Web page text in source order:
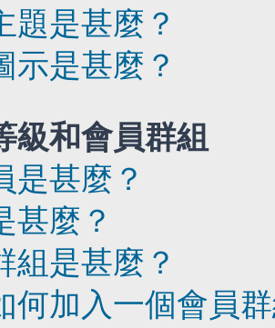
題是甚麼？
示是甚麼？
級和會員群組
是甚麼？
甚麼？
組是甚麼？
何加入一個會員